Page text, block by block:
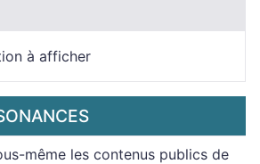
à afficher
même les contenus publics de